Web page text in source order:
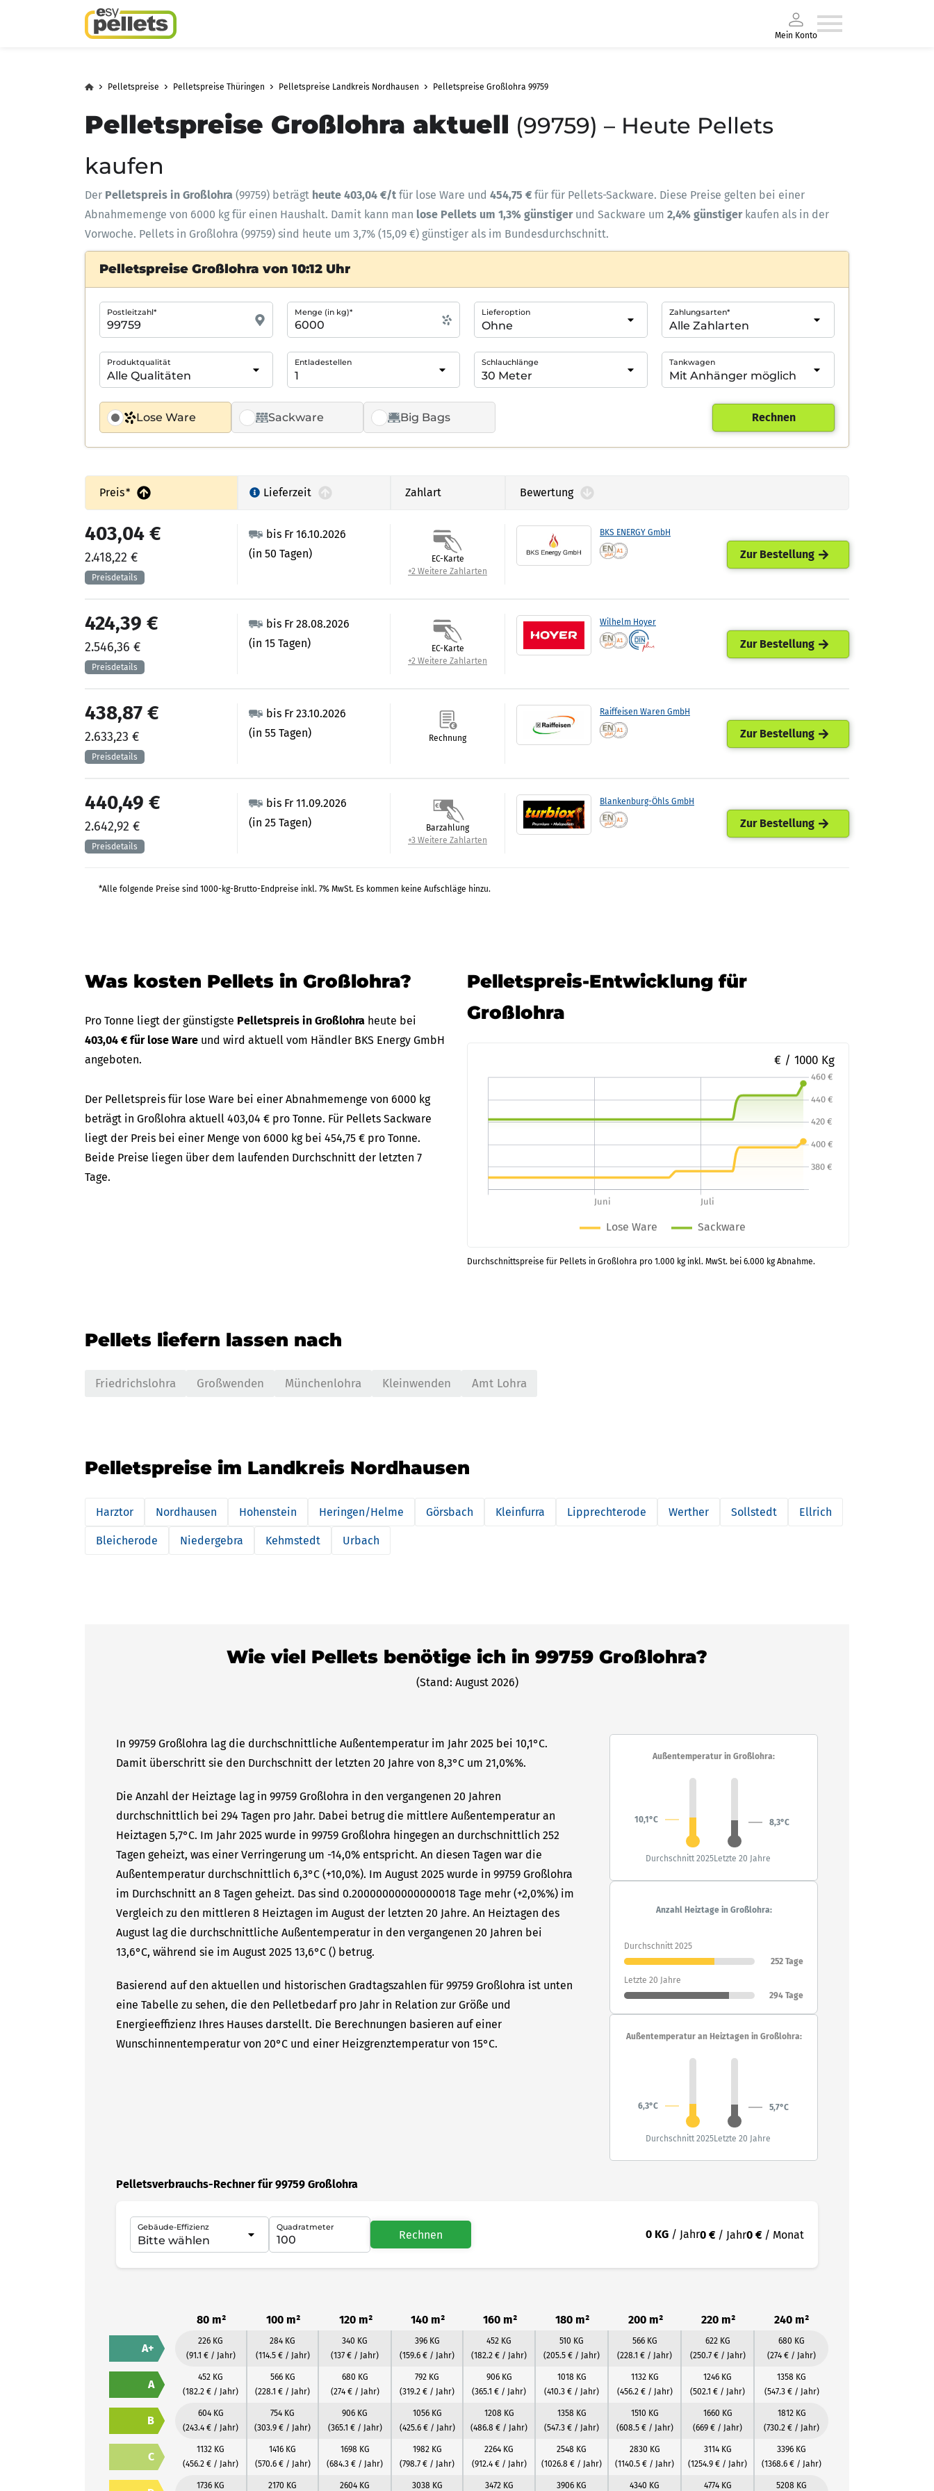
Mein Konto
Pelletspreise Pelletspreise Thüringen Pelletspreise Landkreis Nordhausen Pelletspreise Großlohra 99759
Pelletspreise Großlohra aktuell (99759) – Heute Pellets
kaufen
Der Pelletspreis in Großlohra (99759) beträgt heute 403,04 €/t für lose Ware und 454,75 € für für Pellets-Sackware. Diese Preise gelten bei einer
Abnahmemenge von 6000 kg für einen Haushalt. Damit kann man lose Pellets um 1,3% günstiger und Sackware um 2,4% günstigerkaufen als in der
Vorwoche. Pellets in Großlohra (99759) sind heute um 3,7% (15,09 €) günstiger als im Bundesdurchschnitt.
Pelletspreise Großlohra von 10:12 Uhr
Lose Ware Sackware Big Bags
Postleitzahl* Menge (in kg)* Lieferoption Zahlungsarten*
Produktqualität Entladestellen Schlauchlänge Tankwagen
Rechnen
Preis* Lieferzeit Zahlart Bewertung
BKS ENERGY GmbH
bis Fr 16.10.2026
(in 50 Tagen)
403,04 €
2.418,22 €
EC-Karte
+2 Weitere Zahlarten
Zur Bestellung
Wilhelm Hoyer
bis Fr 28.08.2026
(in 15 Tagen)
424,39 €
2.546,36 €
EC-Karte
+2 Weitere Zahlarten
Zur Bestellung
Raiffeisen Waren GmbH
bis Fr 23.10.2026
(in 55 Tagen)
438,87 €
2.633,23 € Rechnung Zur Bestellung
Blankenburg-Öhls GmbH
bis Fr 11.09.2026
(in 25 Tagen)
440,49 €
2.642,92 €
Barzahlung
+3 Weitere Zahlarten
Zur Bestellung
*Alle folgende Preise sind 1000-kg-Brutto-Endpreise inkl. 7% MwSt. Es kommen keine Aufschläge hinzu.
Was kosten Pellets in Großlohra?
Pro Tonne liegt der günstigste Pelletspreis in Großlohra heute bei
403,04 € für lose Ware und wird aktuell vom Händler BKS Energy GmbH
angeboten.
Der Pelletspreis für lose Ware bei einer Abnahmemenge von 6000 kg
beträgt in Großlohra aktuell 403,04 € pro Tonne. Für Pellets Sackware
liegt der Preis bei einer Menge von 6000 kg bei 454,75 € pro Tonne.
Beide Preise liegen über dem laufenden Durchschnitt der letzten 7
Tage.
Pelletspreis-Entwicklung für
Großlohra
€ / 1000 Kg
Durchschnittspreise für Pellets in Großlohra pro 1.000 kg inkl. MwSt. bei 6.000 kg Abnahme.
Pellets liefern lassen nach
Friedrichslohra Großwenden Münchenlohra Kleinwenden Amt Lohra
Pelletspreise im Landkreis Nordhausen
Harztor Nordhausen Hohenstein Heringen/Helme Görsbach Kleinfurra Lipprechterode Werther Sollstedt Ellrich
Bleicherode Niedergebra Kehmstedt Urbach
Wie viel Pellets benötige ich in 99759 Großlohra?
(Stand: August 2026)
In 99759 Großlohra lag die durchschnittliche Außentemperatur im Jahr 2025 bei 10,1°C.
Damit überschritt sie den Durchschnitt der letzten 20 Jahre von 8,3°C um 21,0%%.
Die Anzahl der Heiztage lag in 99759 Großlohra in den vergangenen 20 Jahren
durchschnittlich bei 294 Tagen pro Jahr. Dabei betrug die mittlere Außentemperatur an
Heiztagen 5,7°C. Im Jahr 2025 wurde in 99759 Großlohra hingegen an durchschnittlich 252
Tagen geheizt, was einer Verringerung um -14,0% entspricht. An diesen Tagen war die
Außentemperatur durchschnittlich 6,3°C (+10,0%). Im August 2025 wurde in 99759 Großlohra
im Durchschnitt an 8 Tagen geheizt. Das sind 0.20000000000000018 Tage mehr (+2,0%%) im
Vergleich zu den mittleren 8 Heiztagen im August der letzten 20 Jahre. An Heiztagen des
August lag die durchschnittliche Außentemperatur in den vergangenen 20 Jahren bei
13,6°C, während sie im August 2025 13,6°C () betrug.
Basierend auf den aktuellen und historischen Gradtagszahlen für 99759 Großlohra ist unten
eine Tabelle zu sehen, die den Pelletbedarf pro Jahr in Relation zur Größe und
Energieeffizienz Ihres Hauses darstellt. Die Berechnungen basieren auf einer
Wunschinnentemperatur von 20°C und einer Heizgrenztemperatur von 15°C.
Außentemperatur in Großlohra:
10,1°C 8,3°C
Durchschnitt 2025Letzte 20 Jahre
Anzahl Heiztage in Großlohra:
Durchschnitt 2025
252 Tage
Letzte 20 Jahre
294 Tage
Außentemperatur an Heiztagen in Großlohra:
6,3°C 5,7°C
Durchschnitt 2025Letzte 20 Jahre
Pelletsverbrauchs-Rechner für 99759 Großlohra
Gebäude-Effizienz Quadratmeter
Rechnen 0 KG / Jahr0 € / Jahr0 € / Monat
80 m² 100 m² 120 m² 140 m² 160 m² 180 m² 200 m² 220 m² 240 m²
A+
226 KG
(91.1 € / Jahr)
284 KG
(114.5 € / Jahr)
340 KG
(137 € / Jahr)
396 KG
(159.6 € / Jahr)
452 KG
(182.2 € / Jahr)
510 KG
(205.5 € / Jahr)
566 KG
(228.1 € / Jahr)
622 KG
(250.7 € / Jahr)
680 KG
(274 € / Jahr)
A
452 KG
(182.2 € / Jahr)
566 KG
(228.1 € / Jahr)
680 KG
(274 € / Jahr)
792 KG
(319.2 € / Jahr)
906 KG
(365.1 € / Jahr)
1018 KG
(410.3 € / Jahr)
1132 KG
(456.2 € / Jahr)
1246 KG
(502.1 € / Jahr)
1358 KG
(547.3 € / Jahr)
B
604 KG
(243.4 € / Jahr)
754 KG
(303.9 € / Jahr)
906 KG
(365.1 € / Jahr)
1056 KG
(425.6 € / Jahr)
1208 KG
(486.8 € / Jahr)
1358 KG
(547.3 € / Jahr)
1510 KG
(608.5 € / Jahr)
1660 KG
(669 € / Jahr)
1812 KG
(730.2 € / Jahr)
C
1132 KG
(456.2 € / Jahr)
1416 KG
(570.6 € / Jahr)
1698 KG
(684.3 € / Jahr)
1982 KG
(798.7 € / Jahr)
2264 KG
(912.4 € / Jahr)
2548 KG
(1026.8 € / Jahr)
2830 KG
(1140.5 € / Jahr)
3114 KG
(1254.9 € / Jahr)
3396 KG
(1368.6 € / Jahr)
1736 KG 2170 KG 2604 KG 3038 KG 3472 KG 3906 KG 4340 KG 4774 KG 5208 KG